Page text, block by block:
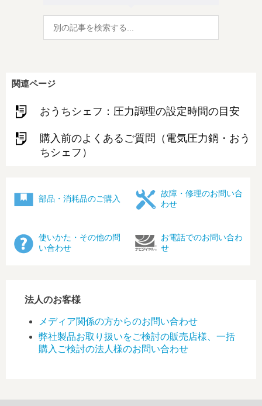
関連ページ
おうちシェフ：圧力調理の設定時間の目安
購入前のよくあるご質問（電気圧力鍋・おう
ちシェフ）
部品・消耗品のご購入
故障・修理のお問い合
わせ
使いかた・その他の問
い合わせ
お電話でのお問い合わ
せ
法人のお客様
メディア関係の方からのお問い合わせ
弊社製品お取り扱いをご検討の販売店様、一括
購入ご検討の法人様のお問い合わせ